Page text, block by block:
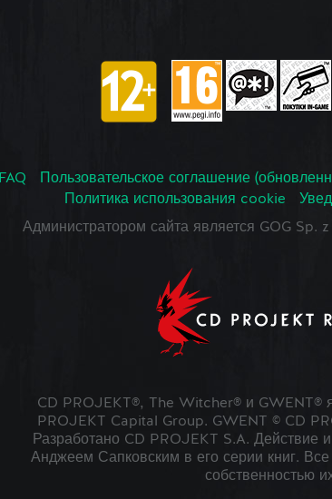
FAQ Пользовательское соглашение
Политика использования cookie
Администратором сайта является GOG
CD PROJEKT®, The Witcher® и GWENT®
PROJEKT Capital Group. GWENT © CD
Разработано CD PROJEKT S.A. Действие
Анджеем Сапковским в его серии книг.
собственностью